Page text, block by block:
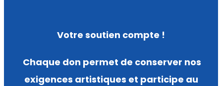
Votre soutien compte !
Chaque don permet de conserver nos
exigences artistiques et participe au